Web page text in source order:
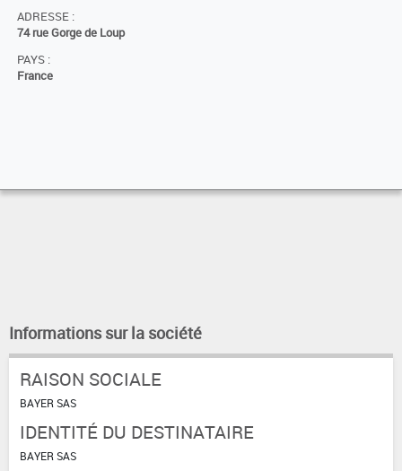
ADRESSE :
74 rue Gorge de Loup
PAYS :
France
Informations sur la société
RAISON SOCIALE
BAYER SAS
IDENTITÉ DU DESTINATAIRE
BAYER SAS